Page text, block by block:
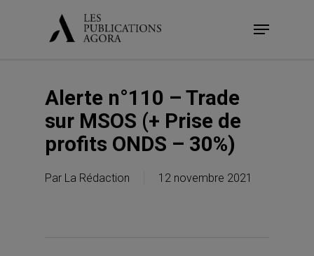
Menu
Alerte n°110 – Trade
sur MSOS (+ Prise de
profits ONDS – 30%)
Par La Rédaction 12 novembre 2021